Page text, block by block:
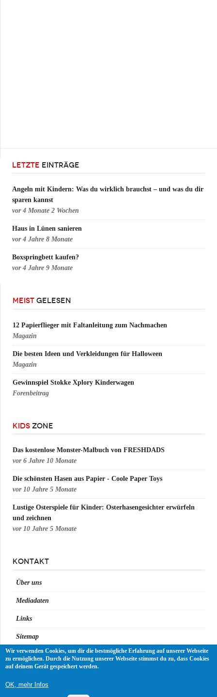
LETZTE EINTRÄGE
Angeln mit Kindern: Was du wirklich brauchst – und was du dir
sparen kannst
vor 4 Monate 2 Wochen
Haus in Lünen sanieren
vor 4 Jahre 8 Monate
Boxspringbett kaufen?
vor 4 Jahre 9 Monate
MEIST GELESEN
12 Papierflieger mit Faltanleitung zum Nachmachen
Magazin
Die besten Ideen und Verkleidungen für Halloween
Magazin
Gewinnspiel Stokke Xplory Kinderwagen
Forenbeitrag
KIDS ZONE
Das kostenlose Monster-Malbuch von FRESHDADS
vor 6 Jahre 10 Monate
Die schönsten Hasen aus Papier - Coole Paper Toys
vor 10 Jahre 5 Monate
Lustige Osterspiele für Kinder: Osterhasengesichter erwürfeln
und zeichnen
vor 10 Jahre 5 Monate
KONTAKT
Über uns
Mediadaten
Links
Sitemap
Impressum
Datenschutz
Wir verwenden Cookies, um dir die bestmögliche Erfahrung auf unserer Webseite
zu ermöglichen. Durch die Nutzung unserer Webseite stimmst du zu, dass Cookies
auf deinem Gerät gespeichert werden.
OK, mehr Infos